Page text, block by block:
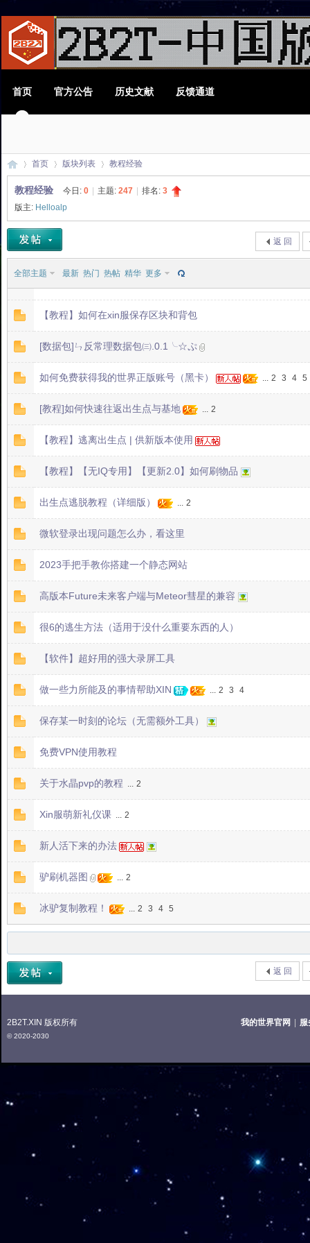
首页 官方公告 历史文献 反馈通道
2B
中
版
»
首页
›
版块列表
›
教程经验
教程经验 今日: 0 主题: 247 排名: 3
版主: Helloalp
返 回
全部主题 最新 热门 热帖 精华 更多
【教程】如何在xin服保存区块和背包
[数据包]ㄣ反常理数据包㈢.0.1╰☆ぷ
如何免费获得我的世界正版账号（黑卡） ... 2 3 4 5
[教程]如何快速往返出生点与基地 ... 2
【教程】逃离出生点 | 供新版本使用
【教程】【无IQ专用】【更新2.0】如何刷物品
出生点逃脱教程（详细版） ... 2
微软登录出现问题怎么办，看这里
2023手把手教你搭建一个静态网站
高版本Future未来客户端与Meteor彗星的兼容
很6的逃生方法（适用于没什么重要东西的人）
【软件】超好用的强大录屏工具
做一些力所能及的事情帮助XIN ... 2 3 4
保存某一时刻的论坛（无需额外工具）
免费VPN使用教程
关于水晶pvp的教程 ... 2
Xin服萌新礼仪课 ... 2
新人活下来的办法
驴刷机器图 ... 2
冰驴复制教程！ ... 2 3 4 5
返 回
我的世界官网 服
2B2T.XIN 版权所有
© 2020-2030